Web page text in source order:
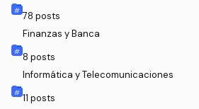
78 posts
Finanzas y Banca
8 posts
Informática y Telecomunicaciones
11 posts